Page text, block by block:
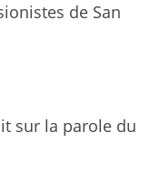
de San
sur la parole du